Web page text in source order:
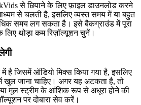
से छिपाने के लिए फ़ाइल डाउनलोड करने
से चलती है, इसलिए व्यस्त समय में या बहुत
समय लग सकता है। इसे बैकग्राउंड में पूरा
थोड़ा कम रिज़ॉल्यूशन चुनें।
है जिसमें ऑडियो मिक्स किया गया है, इसलिए
खुल जाना चाहिए। अगर यह अटकता है, तो
मूल स्ट्रीम के आंशिक रूप से अधूरा होने की
पर दोबारा सेव करें।